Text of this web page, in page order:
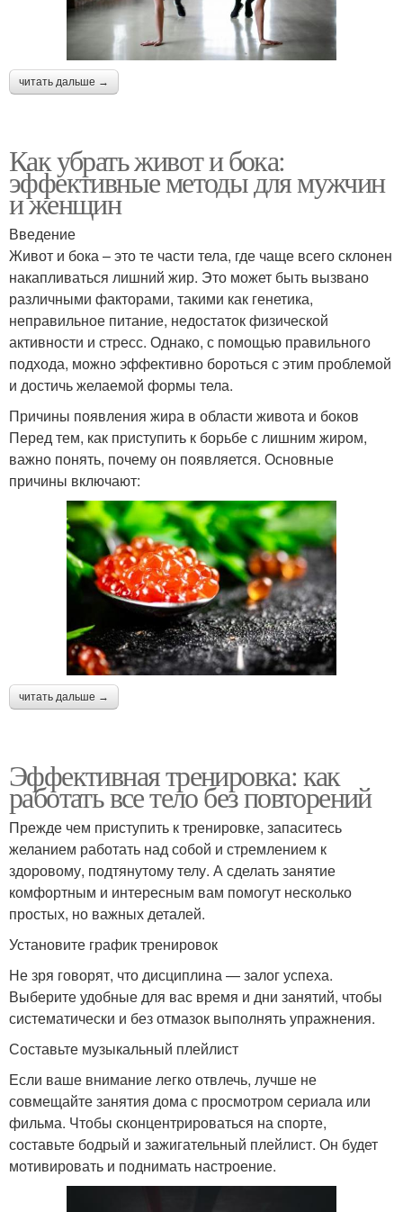
читать дальше →
Как убрать живот и бока:
эффективные методы для мужчин
и женщин
Введение
Живот и бока – это те части тела, где чаще всего склонен
накапливаться лишний жир. Это может быть вызвано
различными факторами, такими как генетика,
неправильное питание, недостаток физической
активности и стресс. Однако, с помощью правильного
подхода, можно эффективно бороться с этим проблемой
и достичь желаемой формы тела.
Причины появления жира в области живота и боков
Перед тем, как приступить к борьбе с лишним жиром,
важно понять, почему он появляется. Основные
причины включают:
читать дальше →
Эффективная тренировка: как
работать все тело без повторений
Прежде чем приступить к тренировке, запаситесь
желанием работать над собой и стремлением к
здоровому, подтянутому телу. А сделать занятие
комфортным и интересным вам помогут несколько
простых, но важных деталей.
Установите график тренировок
Не зря говорят, что дисциплина — залог успеха.
Выберите удобные для вас время и дни занятий, чтобы
систематически и без отмазок выполнять упражнения.
Составьте музыкальный плейлист
Если ваше внимание легко отвлечь, лучше не
совмещайте занятия дома с просмотром сериала или
фильма. Чтобы сконцентрироваться на спорте,
составьте бодрый и зажигательный плейлист. Он будет
мотивировать и поднимать настроение.